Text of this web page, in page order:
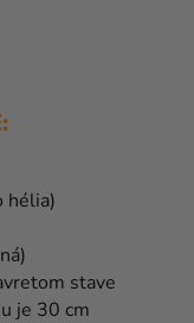
hélia)
stave
je 30 cm